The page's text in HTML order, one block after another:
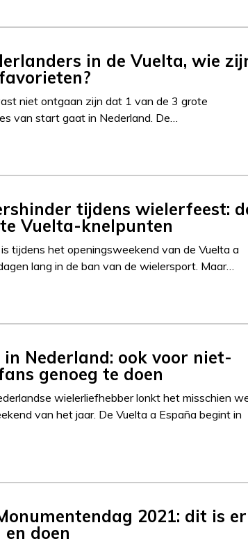
in de Vuelta, wie
niet ontgaan zijn dat 1 van de 3 grote
van start gaat in Nederland. De…
tijdens wielerfeest:
Vuelta-knelpunten
tijdens het openingsweekend van de Vuelta a
lang in de ban van de wielersport. Maar…
Nederland: ook voor niet-
genoeg te doen
wielerliefhebber lonkt het misschien
van het jaar. De Vuelta a España begint in
2021: dit is er
doen